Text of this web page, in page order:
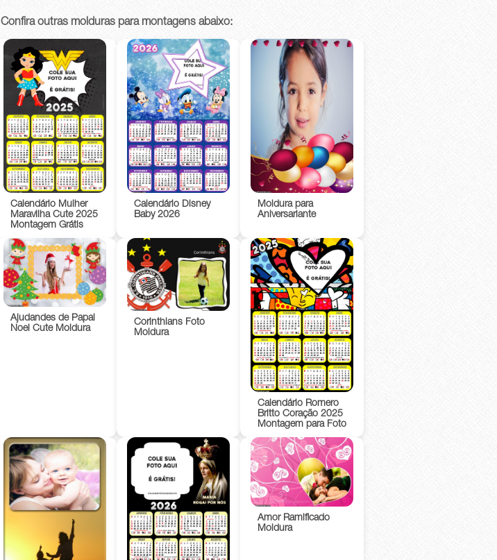
Confira outras molduras para montagens abaixo:
Calendário Mulher
Maravilha Cute 2025
Montagem Grátis
Calendário Disney
Baby 2026
Moldura para
Aniversariante
Ajudandes de Papai
Noel Cute Moldura
Corinthians Foto
Moldura
Calendário Romero
Britto Coração 2025
Montagem para Foto
Amor Ramificado
Moldura